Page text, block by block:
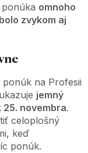
omnoho
zvykom aj
na Profesii
jemný
novembra.
celoplošný
keď
ponúk.